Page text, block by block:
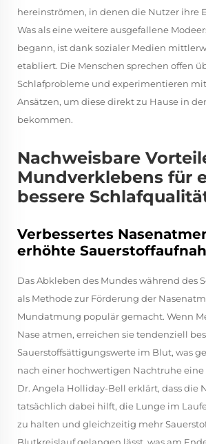
hereinströmen, in denen die Nutzer ihre
Was als eine weitere ausgefallene
begann, ist dank sozialer Medien
etabliert. Die Menschen sprechen offen
Schlafprobleme und experimentieren
Ansätzen, um diese direkt zu Hause in
bekommen.
Nachweisbare
Mundverklebens für
bessere
Verbessertes
erhöhte
Das Abkleben des Mundes während des
als Methode zur Förderung der
Mundatmung populär gemacht. Wenn
Nase atmen, erreichen sie tendenziell
Sauerstoffsättigungswerte im Blut, was
nach einer hochwertigen Nachtruhe eine
Dr. Angela Holliday-Bell erklärt, dass die
tatsächlich dabei hilft, die Lunge im
zu halten und gleichzeitig mehr